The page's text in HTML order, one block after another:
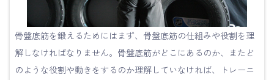
骨盤底筋を鍛えるためにはまず、骨盤底筋の仕組みや役割を理
解しなければなりません。骨盤底筋がどこにあるのか、またど
のような役割や動きをするのか理解していなければ、トレーニ